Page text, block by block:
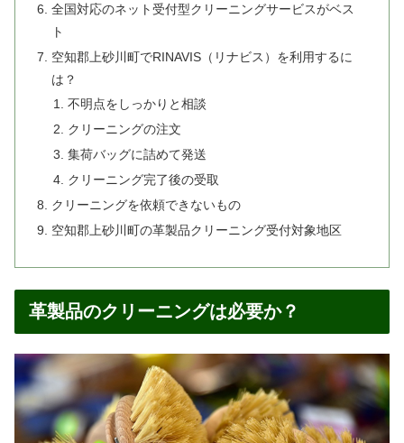
全国対応のネット受付型クリーニングサービスがベス
ト
空知郡上砂川町でRINAVIS（リナビス）を利用するに
は？
不明点をしっかりと相談
クリーニングの注文
集荷バッグに詰めて発送
クリーニング完了後の受取
クリーニングを依頼できないもの
空知郡上砂川町の革製品クリーニング受付対象地区
革製品のクリーニングは必要か？